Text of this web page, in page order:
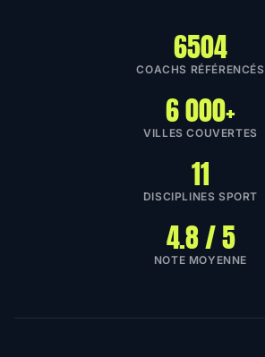
6504
COACHS RÉFÉRENCÉS
6 000+
VILLES COUVERTES
11
DISCIPLINES SPORT
4.8 / 5
NOTE MOYENNE